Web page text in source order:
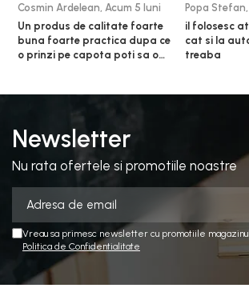
Cosmin Ardelean, Acum 5 luni
Un produs de calitate foarte
buna foarte practica dupa ce
o prinzi pe capota poti sa o
puternica si de la baterie care
tine destul de mult dar daca o
bagi la priza nu mai ai treaba
toata ziua ,ce...
Popa Stefan,
il folosesc
cat si la
treaba
Newsletter
Nu rata ofertele si promotiile noastre
Vreau sa primesc newsletter cu promotiile
Politica de Confidentialitate